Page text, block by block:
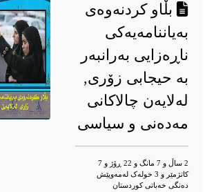
بڵاو کردنەوەی
بەیاننامەیەکی
ناڕەزایی بەرانبەر
بە حیجابی زۆری,
لەلایەن چالاکانی
مەدەنی و سیاسی
2 ساڵ و 7 مانگ و 22 ڕۆژ و 7
کاتژمێر و 3 خوله‌ک له‌مه‌وپێش‌
دەنگی خەباتی کوردستان